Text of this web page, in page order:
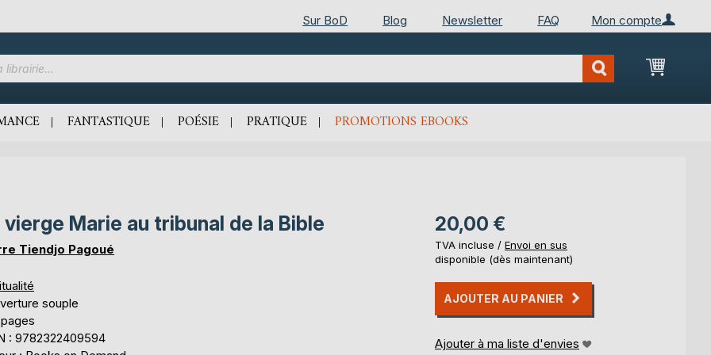
Mon compte
Sur BoD Blog Newsletter FAQ
Mon
FANTASTIQUE POÉSIE PRATIQUE PROMOTIONS EBOOKS
vierge Marie au tribunal de la Bible
Tiendjo Pagoué
souple
: 9782322409594
20,00 €
TVA incluse / Envoi en sus
disponible (dès maintenant)
AJOUTER AU PANIER
Ajouter à ma liste d'envies